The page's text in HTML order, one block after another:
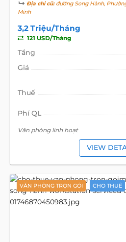
Địa chỉ cũ:đường Song Hành,
Minh
3,2 Triệu/Tháng
121 USD/Tháng
Tầng
Giá
Thuế
Phí QL
Văn phòng linh hoạt
VIEW
VĂN PHÒNG TRỌN GÓI CHO THUÊ